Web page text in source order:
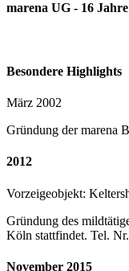
marena UG - 16
Besondere Highlights
März 2002
Gründung der marena
2012
Vorzeigeobjekt:
Gründung des
Köln stattfindet. Tel.
November 2015